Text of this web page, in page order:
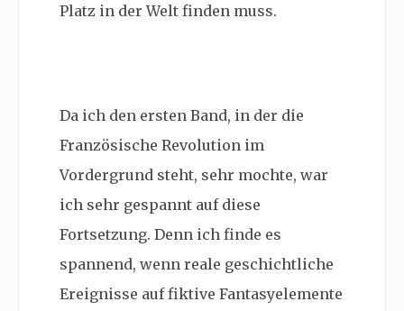
Platz in der Welt finden muss.
Da ich den ersten Band, in der die
Französische Revolution im
Vordergrund steht, sehr mochte, war
ich sehr gespannt auf diese
Fortsetzung. Denn ich finde es
spannend, wenn reale geschichtliche
Ereignisse auf fiktive Fantasyelemente